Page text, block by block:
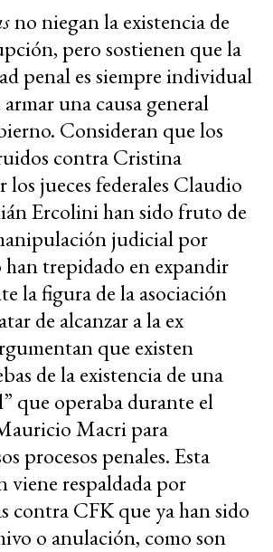
no niegan la existencia de
pero sostienen que la
penal es siempre individual
una causa general
Consideran que los
contra Cristina
los jueces federales Claudio
Ercolini han sido fruto de
judicial por
han trepidado en expandir
la figura de la asociación
de alcanzar a la ex
que existen
de la existencia de una
que operaba durante el
Macri para
procesos penales. Esta
respaldada por
contra CFK que ya han sido
o anulación, como son